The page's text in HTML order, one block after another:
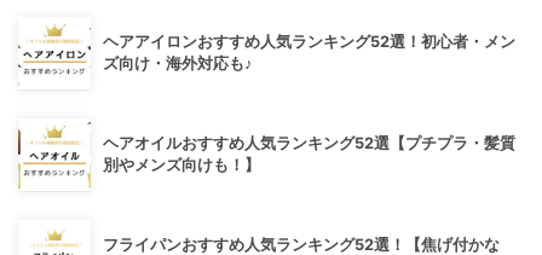
ヘアアイロンおすすめ人気ランキング52選！初心者・メン
ズ向け・海外対応も♪
ヘアオイルおすすめ人気ランキング52選【プチプラ・髪質
別やメンズ向けも！】
フライパンおすすめ人気ランキング52選！【焦げ付かな